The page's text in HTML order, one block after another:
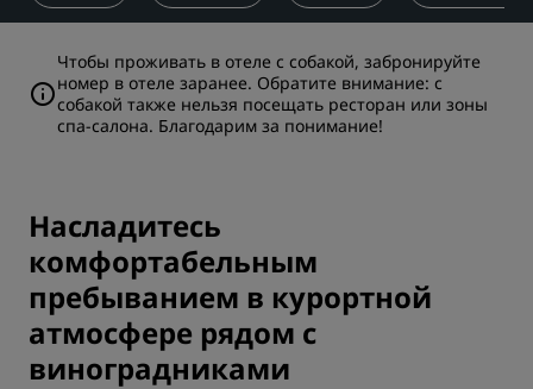
Чтобы проживать в отеле с собакой, забронируйте
номер в отеле заранее. Обратите внимание: с
собакой также нельзя посещать ресторан или зоны
спа-салона. Благодарим за понимание!
Насладитесь
комфортабельным
пребыванием в курортной
атмосфере рядом с
виноградниками